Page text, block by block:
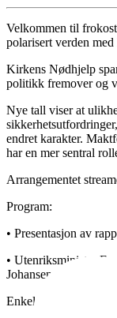
Velkommen til
polarisert verden
Kirkens Nødhjelp
politikk fremover og
Nye tall viser at
endret karakter.
har en mer sentral
Arrangementet
Program:
• Presentasjon av
• Utenriksminister
Johansen fra Norsk
Enkel servering fra kl.